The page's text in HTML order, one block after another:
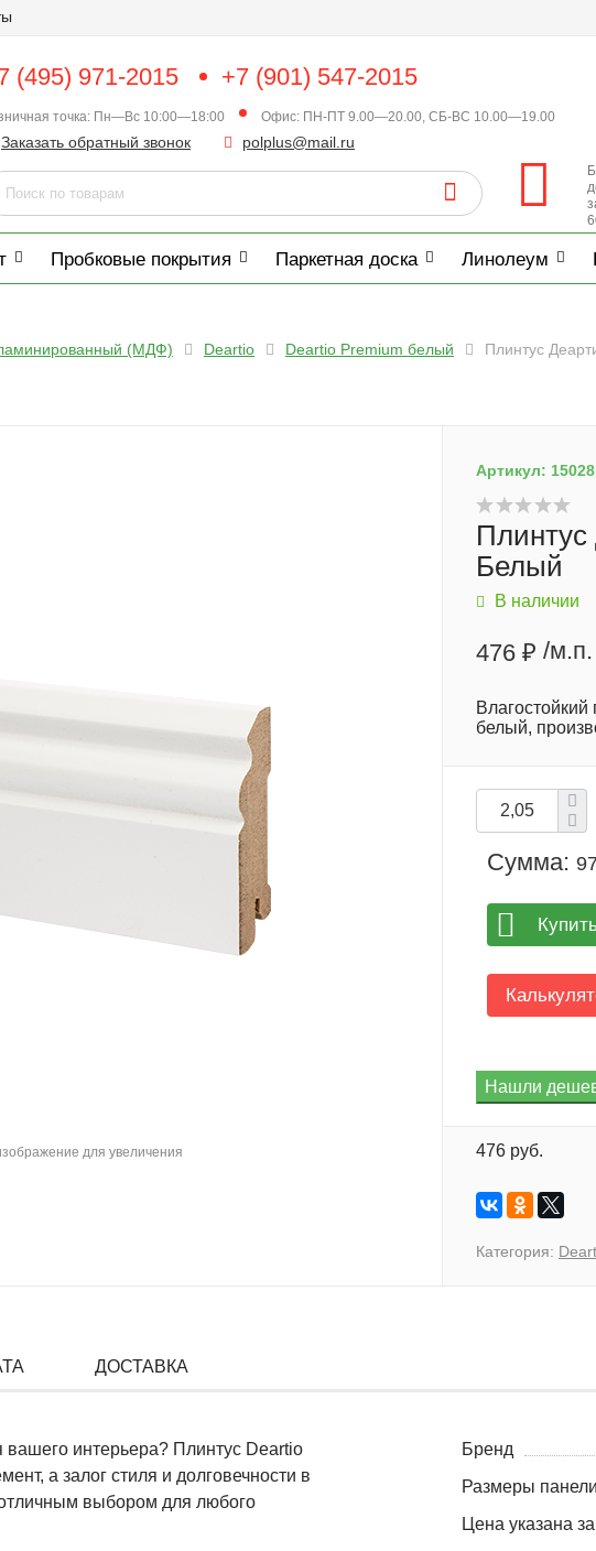
(495) 971-2015 +7 (901) 547-2015
точка: Пн—Вс 10:00—18:00 Офис: ПН-ПТ 9.00—20.00, СБ-ВС 10.00—19.00
Заказать обратный звонок polplus@mail.ru
Пробковые покрытия Паркетная доска Линолеум
(МДФ) Deartio Deartio Premium белый Плинтус
для увеличения
Артикул: 15028
Белый
В наличии
476 ₽ /м.п.
белый,
Сумма:
Купить
476 руб.
Категория:
ДОСТАВКА
интерьера? Плинтус Deartio
а залог стиля и долговечности в
выбором для любого
Бренд
Размеры
Цена указана за